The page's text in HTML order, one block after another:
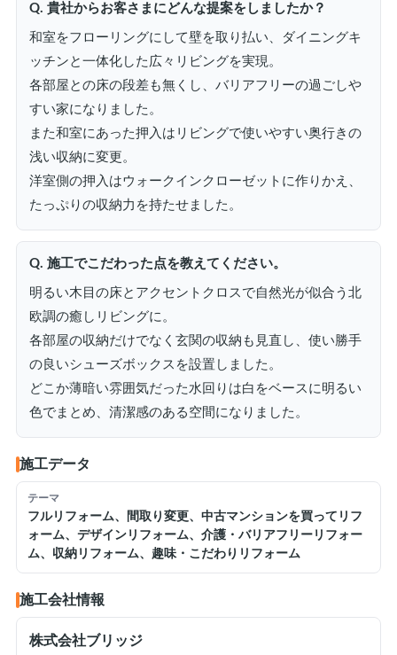
Q. 貴社からお客さまにどんな提案をしましたか？
和室をフローリングにして壁を取り払い、ダイニングキ
ッチンと一体化した広々リビングを実現。
各部屋との床の段差も無くし、バリアフリーの過ごしや
すい家になりました。
また和室にあった押入はリビングで使いやすい奥行きの
浅い収納に変更。
洋室側の押入はウォークインクローゼットに作りかえ、
たっぷりの収納力を持たせました。
Q. 施工でこだわった点を教えてください。
明るい木目の床とアクセントクロスで自然光が似合う北
欧調の癒しリビングに。
各部屋の収納だけでなく玄関の収納も見直し、使い勝手
の良いシューズボックスを設置しました。
どこか薄暗い雰囲気だった水回りは白をベースに明るい
色でまとめ、清潔感のある空間になりました。
施工データ
テーマ
フルリフォーム、間取り変更、中古マンションを買ってリフ
ォーム、デザインリフォーム、介護・バリアフリーリフォー
ム、収納リフォーム、趣味・こだわりリフォーム
施工会社情報
株式会社ブリッジ